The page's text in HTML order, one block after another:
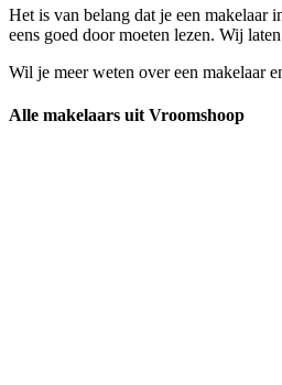
Het is van belang dat je een
eens goed door moeten lezen. Wij
Wil je meer weten over een makelaar
Alle makelaars uit Vroomshoop